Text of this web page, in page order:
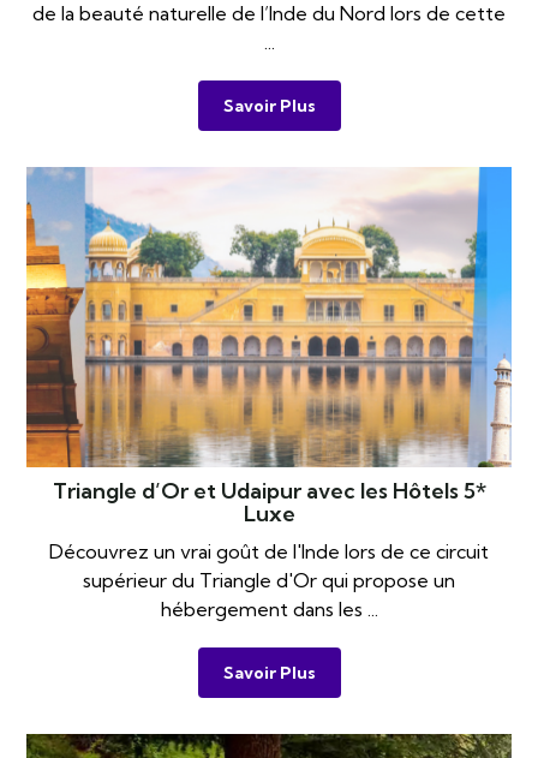
de la beauté naturelle de l’Inde du Nord lors de cette
...
Savoir Plus
Triangle d’Or et Udaipur avec les Hôtels 5*
Luxe
Découvrez un vrai goût de l'Inde lors de ce circuit
supérieur du Triangle d'Or qui propose un
hébergement dans les ...
Savoir Plus